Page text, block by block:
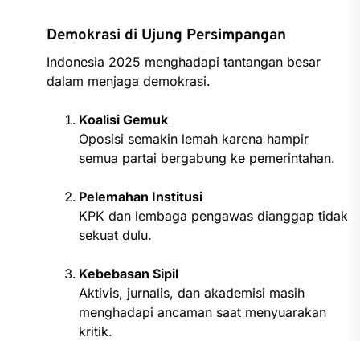
Demokrasi di Ujung Persimpangan
Indonesia 2025 menghadapi tantangan besar
dalam menjaga demokrasi.
Koalisi Gemuk
Oposisi semakin lemah karena hampir
semua partai bergabung ke pemerintahan.
Pelemahan Institusi
KPK dan lembaga pengawas dianggap tidak
sekuat dulu.
Kebebasan Sipil
Aktivis, jurnalis, dan akademisi masih
menghadapi ancaman saat menyuarakan
kritik.